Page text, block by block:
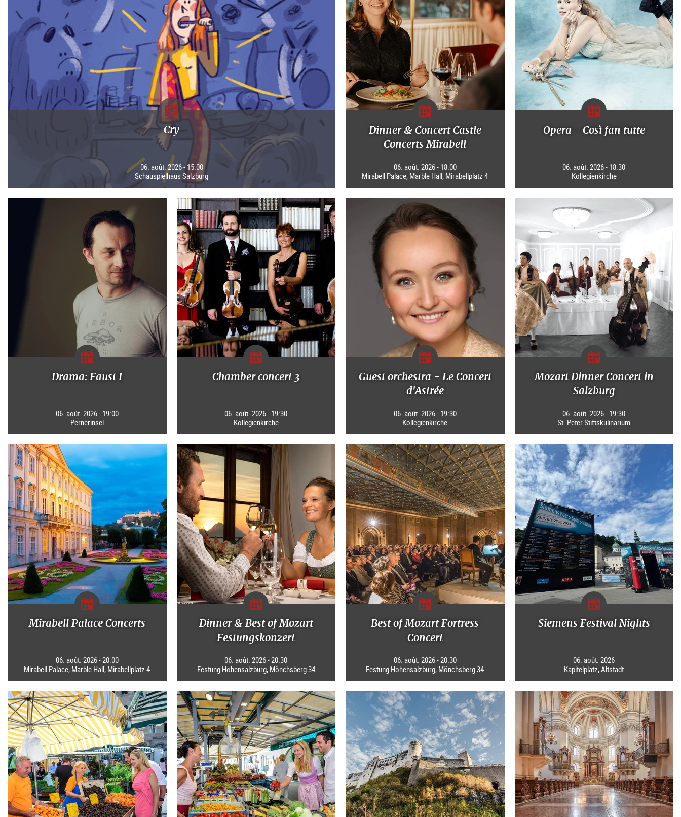
Cry
06. août. 2026 - 15:00
Schauspielhaus Salzburg
Dinner & Concert Castle
Concerts Mirabell
06. août. 2026 - 18:00
Mirabell Palace, Marble Hall, Mirabellplatz 4
Opera - Così fan tutte
06. août. 2026 - 18:30
Kollegienkirche
Drama: Faust I
06. août. 2026 - 19:00
Pernerinsel
Chamber concert 3
06. août. 2026 - 19:30
Kollegienkirche
Guest orchestra - Le Concert
d'Astrée
06. août. 2026 - 19:30
Kollegienkirche
Mozart Dinner Concert in
Salzburg
06. août. 2026 - 19:30
St. Peter Stiftskulinarium
Mirabell Palace Concerts
06. août. 2026 - 20:00
Mirabell Palace, Marble Hall, Mirabellplatz 4
Dinner & Best of Mozart
Festungskonzert
06. août. 2026 - 20:30
Festung Hohensalzburg, Mönchsberg 34
Best of Mozart Fortress
Concert
06. août. 2026 - 20:30
Festung Hohensalzburg, Mönchsberg 34
Siemens Festival Nights
06. août. 2026
Kapitelplatz, Altstadt